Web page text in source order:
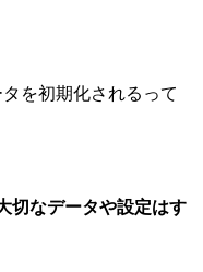
を初期化されるって
切なデータや設定はす